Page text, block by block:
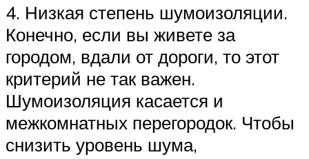
4. Низкая степень шумоизоляции.
Конечно, если вы живете за
городом, вдали от дороги, то этот
критерий не так важен.
Шумоизоляция касается и
межкомнатных перегородок. Чтобы
снизить уровень шума,